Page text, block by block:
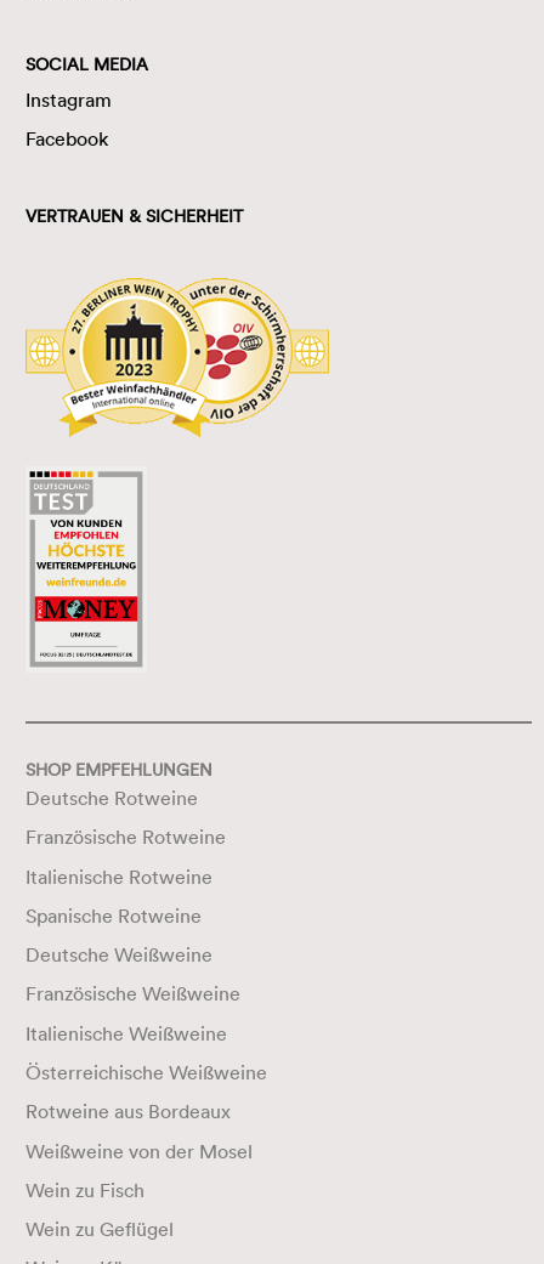
SOCIAL MEDIA
Instagram
Facebook
VERTRAUEN & SICHERHEIT
SHOP EMPFEHLUNGEN
Deutsche Rotweine
Französische Rotweine
Italienische Rotweine
Spanische Rotweine
Deutsche Weißweine
Französische Weißweine
Italienische Weißweine
Österreichische Weißweine
Rotweine aus Bordeaux
Weißweine von der Mosel
Wein zu Fisch
Wein zu Geflügel